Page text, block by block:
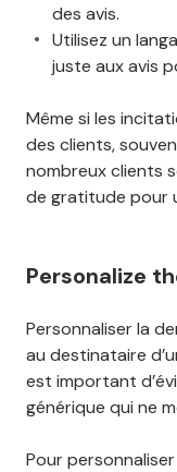
des avis.
Utilisez un
juste aux avis
Même si les
des clients,
nombreux clients
de gratitude pour
Personalize
Personnaliser la
au destinataire
est important
générique qui ne
Pour